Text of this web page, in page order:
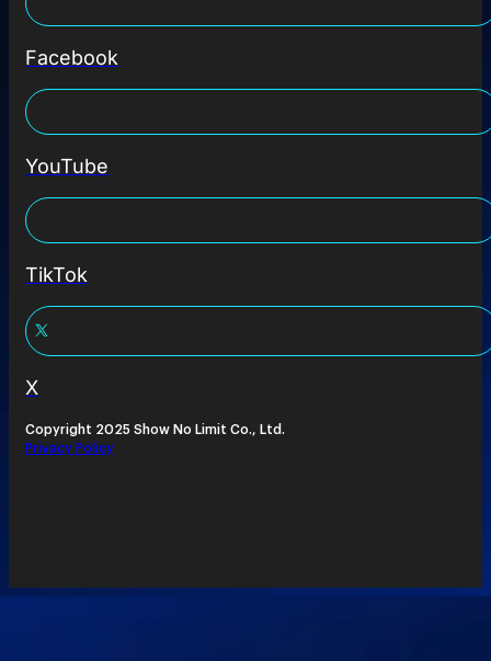
Facebook
YouTube
TikTok
X
Copyright 2025 Show No Limit Co., Ltd.
Privacy Policy